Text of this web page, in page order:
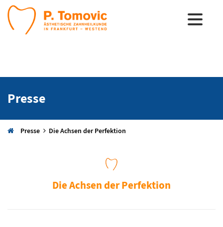
Presse
Presse Die Achsen der Perfektion
Die Achsen der Perfektion